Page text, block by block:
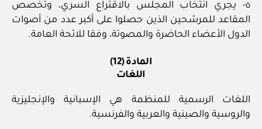
٥- يجري انتخاب المجلس بالاقتراع السري، وتخصص
المقاعد للمرشحين الذين حصلوا على أكبر عدد من أصوات
الدول الأعضاء الحاضرة والمصوتة، وفقا للائحة العامة.
المادة (12)
اللغات
اللغات الرسمية للمنظمة هي الإسبانية والإنجليزية
والروسية والصينية والعربية والفرنسية.